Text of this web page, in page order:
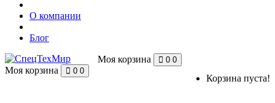
О компании
Блог
Моя корзина 0 0
Корзина пуста!
Моя корзина 0 0